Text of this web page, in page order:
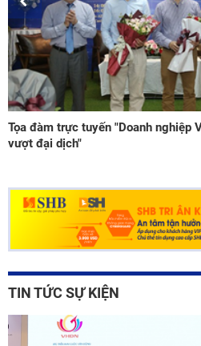
trực tuyến "Doanh nghiệp Việt
dịch"
TIN TỨC SỰ KIỆN